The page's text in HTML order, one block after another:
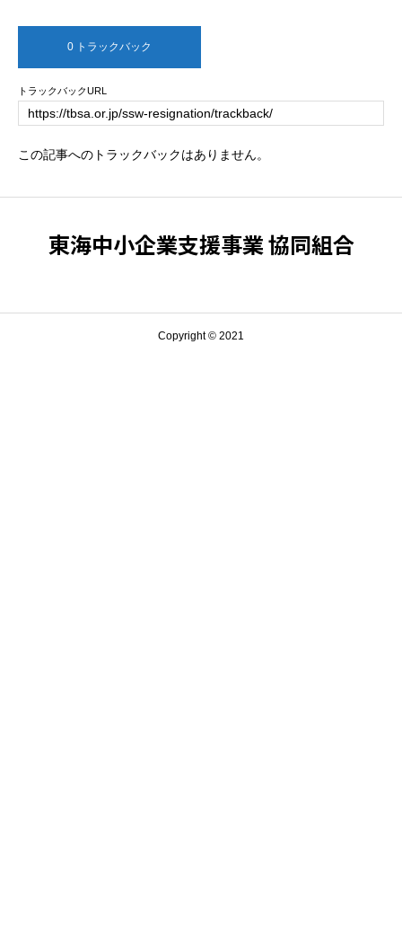
0 トラックバック
トラックバックURL
この記事へのトラックバックはありません。
東海中小企業支援事業 協同組合
Copyright © 2021